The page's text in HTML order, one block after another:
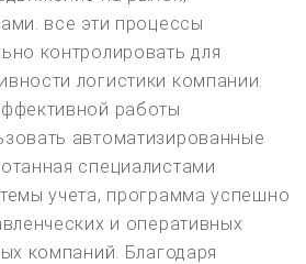
все эти процессы
контролировать для
логистики компании.
работы
автоматизированные
специалистами
учета, программа успешно
и оперативных
компаний. Благодаря